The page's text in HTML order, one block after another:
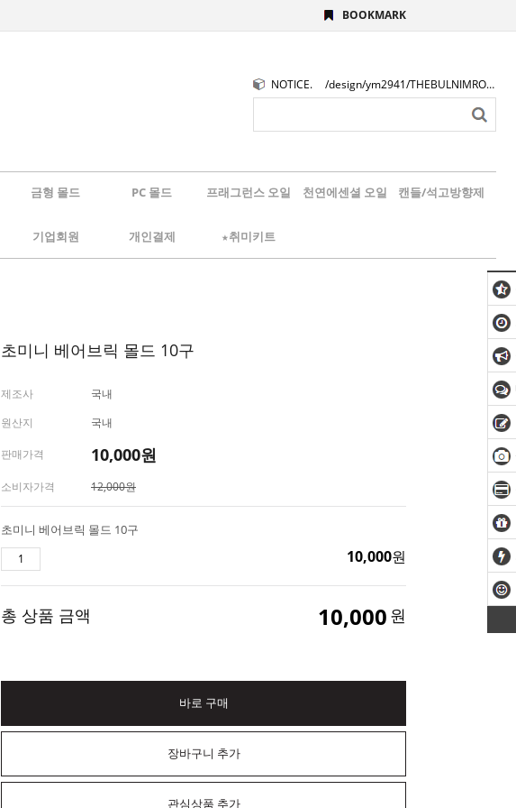
BOOKMARK
NOTICE. /design/ym2941/THEBULNIMROGO.png
금형 몰드 PC 몰드 프래그런스 오일 천연에센셜 오일 캔들/석고방향제
기업회원 개인결제 ★취미키트
초미니 베어브릭 몰드 10구
제조사
국내
원산지
국내
판매가격 10,000원
소비자가격 12,000원
초미니 베어브릭 몰드 10구
10,000원
총 상품 금액 10,000 원
바로 구매
장바구니 추가
관심상품 추가